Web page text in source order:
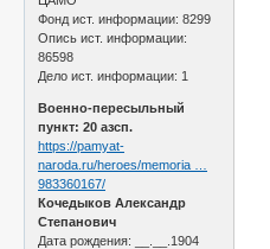
Фонд ист. информации: 8299
Опись ист. информации:
86598
Дело ист. информации: 1
Военно-пересыльный
пункт: 20 азсп.
https://pamyat-
naroda.ru/heroes/memoria …
983360167/
Кочедыков Александр
Степанович
Дата рождения: __.__.1904